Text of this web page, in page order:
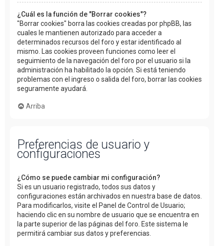
¿Cuál es la función de "Borrar cookies"?
"Borrar cookies" borra las cookies creadas por phpBB, las
cuales le mantienen autorizado para acceder a
determinados recursos del foro y estar identificado al
mismo. Las cookies proveen funciones como leer el
seguimiento de la navegación del foro por el usuario si la
administración ha habilitado la opción. Si está teniendo
problemas con el ingreso o salida del foro, borrar las cookies
seguramente ayudará.
Arriba
Preferencias de usuario y
configuraciones
¿Cómo se puede cambiar mi configuración?
Si es un usuario registrado, todos sus datos y
configuraciones están archivados en nuestra base de datos.
Para modificarlos, visite el Panel de Control de Usuario;
haciendo clic en su nombre de usuario que se encuentra en
la parte superior de las páginas del foro. Este sistema le
permitirá cambiar sus datos y preferencias.